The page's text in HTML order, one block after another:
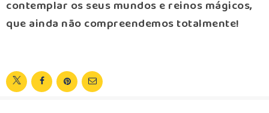
contemplar os seus mundos e reinos mágicos,
que ainda não compreendemos totalmente!